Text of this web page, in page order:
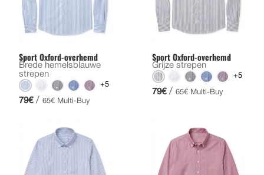
Sport Oxford-overhemd
Brede hemelsblauwe
strepen
+5
79€ / 65€ Multi-Buy
Sport Oxford-overhemd
Grijze strepen
+5
79€ / 65€ Multi-Buy